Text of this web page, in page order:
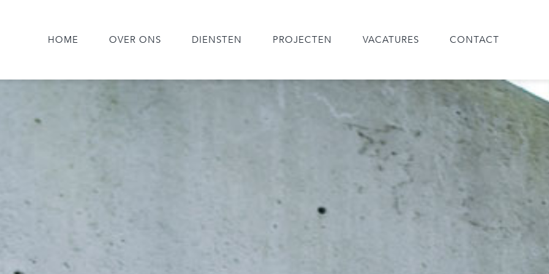
HOME OVER ONS DIENSTEN PROJECTEN VACATURES CONTACT